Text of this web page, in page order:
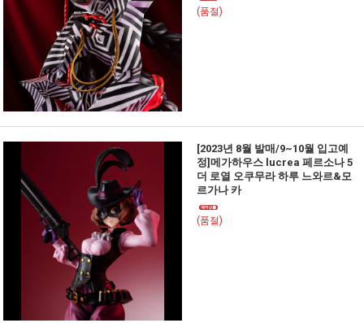
(품절)
[2023년 8월 발매/9~10월 입고예
정]메가하우스 lucrea 페르소나 5
더 로열 오쿠무라 하루 느와르&모
르가나 카
(품절)